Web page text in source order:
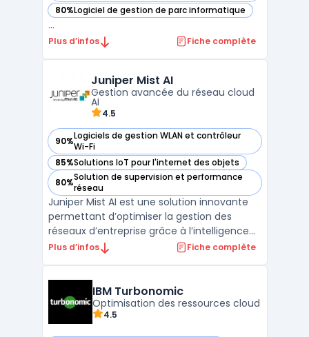
80%Logiciel de gestion de parc informatique
— voir iTOP dans cette catégorie
...
Plus d’infos Fiche complète
Juniper Mist AI
Gestion avancée du réseau cloud
AI
4.5
90%Logiciels de gestion WLAN et contrôleur
Wi-Fi
— voir Juniper Mist AI dans cette catégorie
85%Solutions IoT pour l'internet des objets
— voir Juniper Mist AI dans cette catégorie
80%Solution de supervision et performance
réseau
— voir Juniper Mist AI dans cette catégorie
Juniper Mist AI est une solution innovante
permettant d’optimiser la gestion des
réseaux d’entreprise grâce à l’intelligence
artificielle. Conçu pour automatiser les
gestion cloud native pour assurer une
visibilité et un contrô ...
Plus d’infos Fiche complète
IBM Turbonomic
Optimisation des ressources cloud
4.5